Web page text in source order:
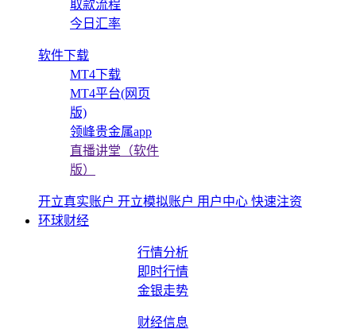
取款流程
今日汇率
软件下载
MT4下载
MT4平台(网页
版)
领峰贵金属app
直播讲堂（软件
版）
开立真实账户 开立模拟账户 用户中心 快速注资
环球财经
行情分析
即时行情
金银走势
财经信息